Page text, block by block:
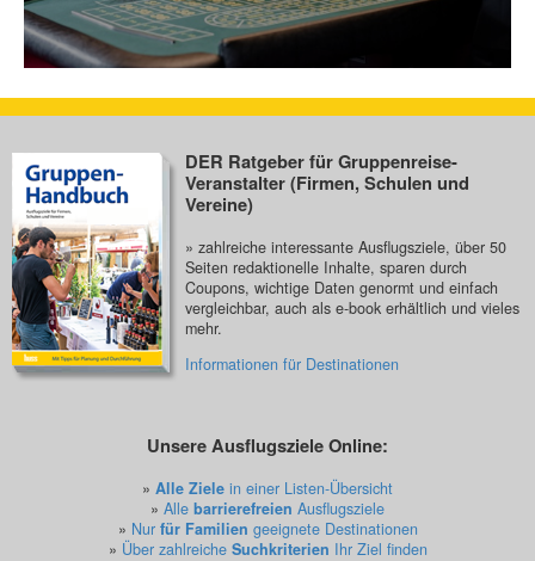
DER Ratgeber für Gruppenreise-
Veranstalter (Firmen, Schulen und
Vereine)
» zahlreiche interessante Ausflugsziele, über 50
Seiten redaktionelle Inhalte, sparen durch
Coupons, wichtige Daten genormt und einfach
vergleichbar, auch als e-book erhältlich und vieles
mehr.
Informationen für Destinationen
Unsere Ausflugsziele Online:
» Alle Ziele in einer Listen-Übersicht
» Alle barrierefreien Ausflugsziele
» Nur für Familien geeignete Destinationen
» Über zahlreiche Suchkriterien Ihr Ziel finden